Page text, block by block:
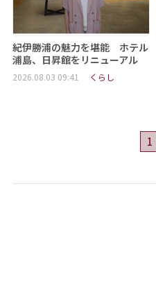
紀伊勝浦の魅力を堪能 ホテル
浦島、日昇館をリニューアル
2026.08.03 09:41 くらし
1